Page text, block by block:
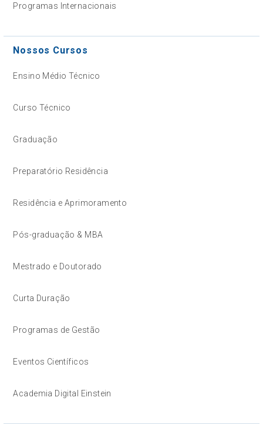
Programas Internacionais
Nossos Cursos
Ensino Médio Técnico
Curso Técnico
Graduação
Preparatório Residência
Residência e Aprimoramento
Pós-graduação & MBA
Mestrado e Doutorado
Curta Duração
Programas de Gestão
Eventos Científicos
Academia Digital Einstein